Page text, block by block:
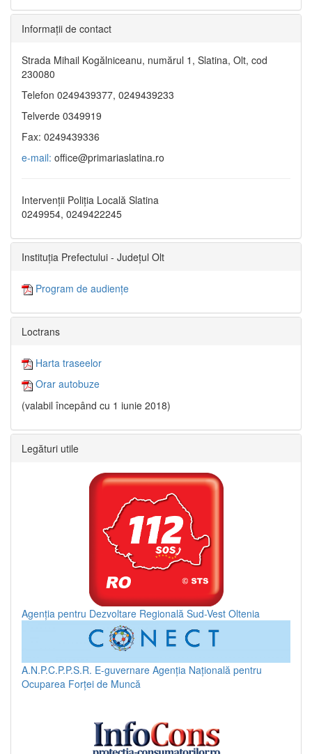
Informaţii de contact
Strada Mihail Kogălniceanu, numărul 1, Slatina, Olt, cod
230080
Telefon 0249439377, 0249439233
Telverde 0349919
Fax: 0249439336
e-mail: office@primariaslatina.ro
Intervenții Poliția Locală Slatina
0249954, 0249422245
Instituția Prefectului - Județul Olt
Program de audiențe
Loctrans
Harta traseelor
Orar autobuze
(valabil începând cu 1 iunie 2018)
Legături utile
Agenția pentru Dezvoltare Regională Sud-Vest Oltenia
A.N.P.C.P.P.S.R. E-guvernare Agenția Națională pentru
Ocuparea Forței de Muncă